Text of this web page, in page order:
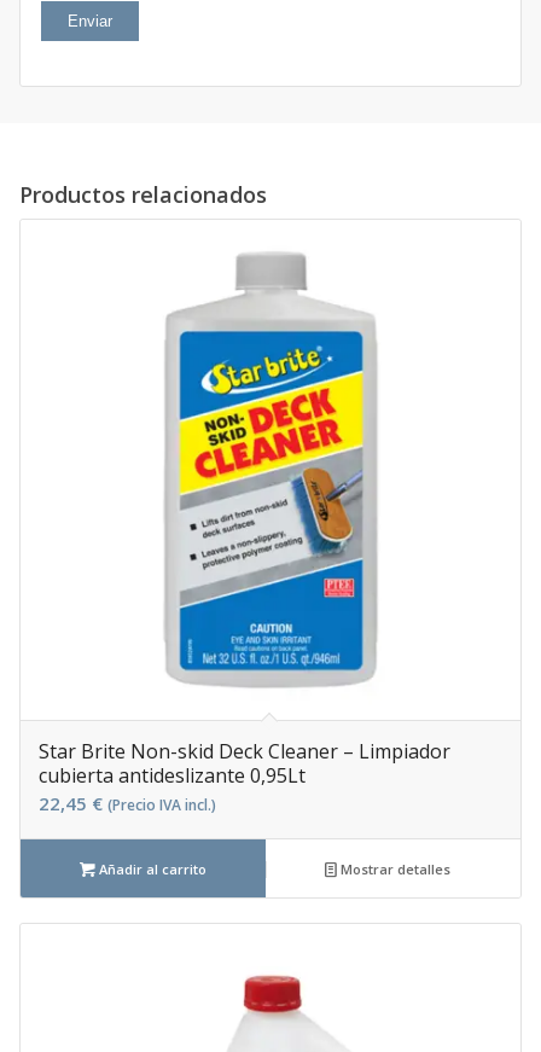
Productos relacionados
Star Brite Non-skid Deck Cleaner – Limpiador
cubierta antideslizante 0,95Lt
22,45 € (Precio IVA incl.)
Añadir al carrito Mostrar detalles